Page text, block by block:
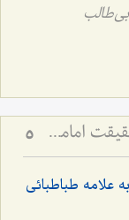
نقد دیدگاه ظاهری مردم نسبت به حقیقت امامت و ولایت 5
علامه طباطبائی